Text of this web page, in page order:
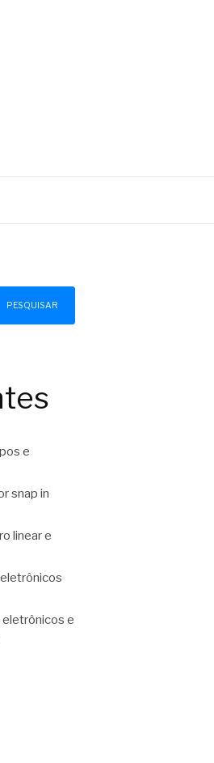
PESQUISAR
e
snap in
linear e
e